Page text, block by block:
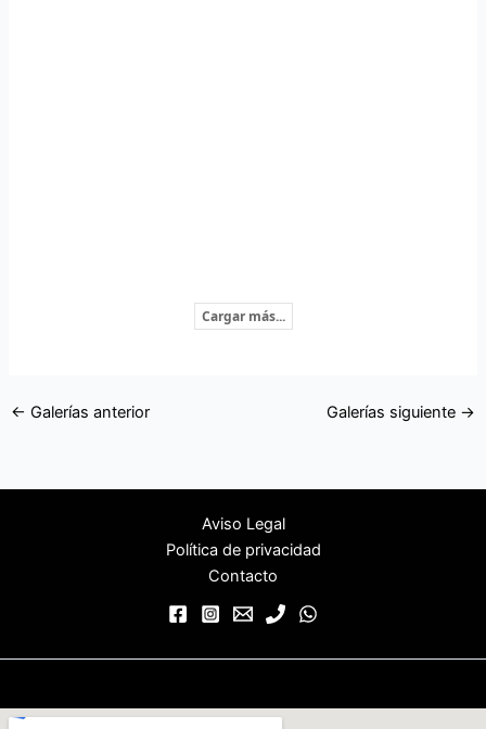
Cargar más...
← Galerías anterior Galerías siguiente →
Aviso Legal
Política de privacidad
Contacto